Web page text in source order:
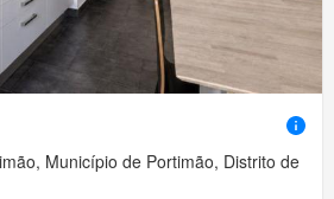
Município de Portimão, Distrito de